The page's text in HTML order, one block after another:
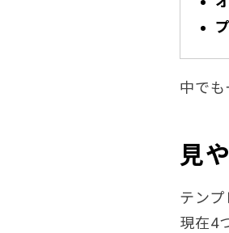
中でも
見
テンプ
現在4